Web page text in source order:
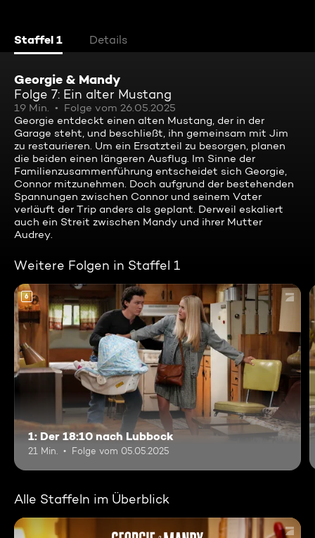
Staffel 1 Details
Georgie & Mandy
Folge 7: Ein alter Mustang
19 Min.
Folge vom 26.05.2025
Georgie entdeckt einen alten Mustang, der in der
Garage steht, und beschließt, ihn gemeinsam mit Jim
zu restaurieren. Um ein Ersatzteil zu besorgen, planen
die beiden einen längeren Ausflug. Im Sinne der
Familienzusammenführung entscheidet sich Georgie,
Connor mitzunehmen. Doch aufgrund der bestehenden
Spannungen zwischen Connor und seinem Vater
verläuft der Trip anders als geplant. Derweil eskaliert
auch ein Streit zwischen Mandy und ihrer Mutter
Audrey.
Weitere Folgen in Staffel 1
6
1: Der 18:10 nach Lubbock
21 Min. Folge vom 05.05.2025
Alle Staffeln im Überblick